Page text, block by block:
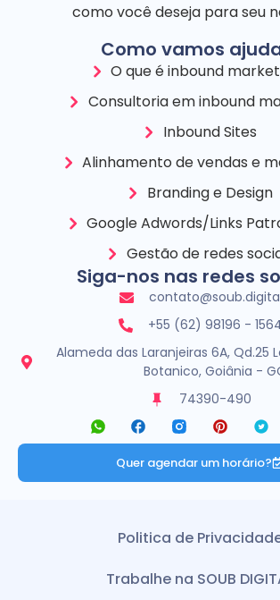
Siga-nos nas redes
+55 (62) 98196 -
Alameda das Laranjeiras 6A, Qd.25
Botanico, Goiânia -
74390-490
Quer agendar um horário?
como você deseja para seu
Como vamos
O que é inbound
Consultoria em inbound
Inbound Sites
Alinhamento de vendas e
Branding e Design
Google Adwords/Links
Gestão de redes
Politica de
Trabalhe na SOUB